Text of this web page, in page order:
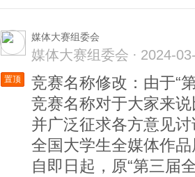
媒体大赛组委会
媒体大赛组委会 · 2024-
置顶
竞赛名称修改：由于“
竞赛名称对于大家来
并广泛征求各方意见
全国大学生全媒体作
自即日起，原“第三届